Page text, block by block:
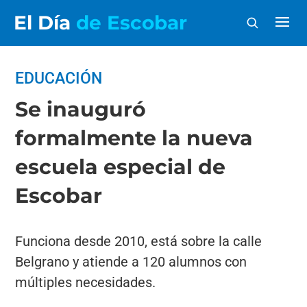
El Día de Escobar
EDUCACIÓN
Se inauguró
formalmente la nueva
escuela especial de
Escobar
Funciona desde 2010, está sobre la calle
Belgrano y atiende a 120 alumnos con
múltiples necesidades.